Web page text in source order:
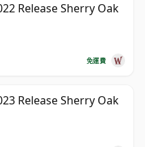
Release Sherry Oak
免運費
Release Sherry Oak